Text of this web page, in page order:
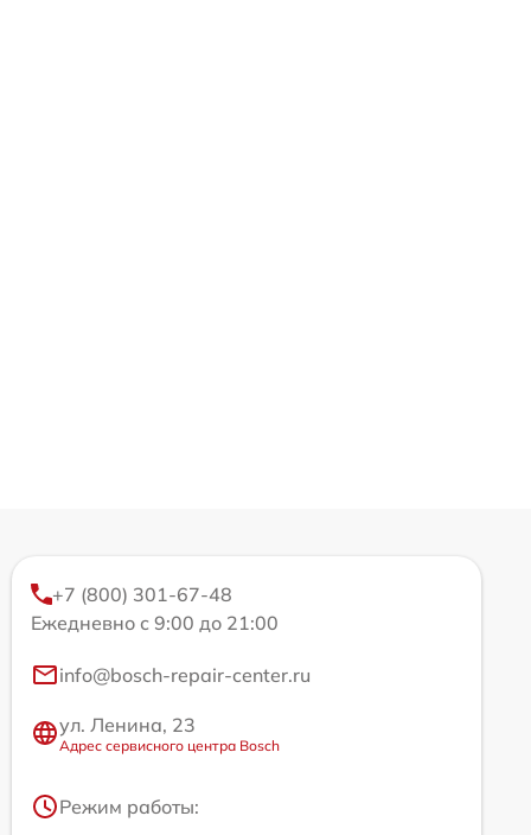
+7 (800) 301-67-48
Ежедневно с 9:00 до 21:00
info@bosch-repair-center.ru
ул. Ленина, 23
Адрес сервисного центра Bosch
Режим работы: